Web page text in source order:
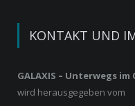
KONTAKT UND
GALAXIS – Unterwegs im
wird herausgegeben vom